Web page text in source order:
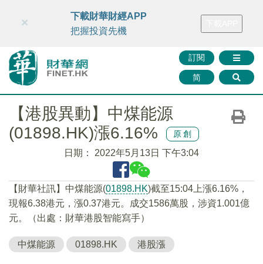
財華智庫網 FINTV FINMETA 財華證券 媒體矩陣
訂閱
简
×
下載財華財經APP
把握投資先機
【港股異動】中煤能源
(01898.HK)漲6.16%
原創
日期： 2022年5月13日 下午3:04
【財華社訊】中煤能源(01898.HK)截至15:04上漲6.16%，
現報6.38港元，漲0.37港元。成交1586萬股，涉資1.001億
元。（出處：財華港股智能寫手）
中煤能源 01898.HK 港股漲